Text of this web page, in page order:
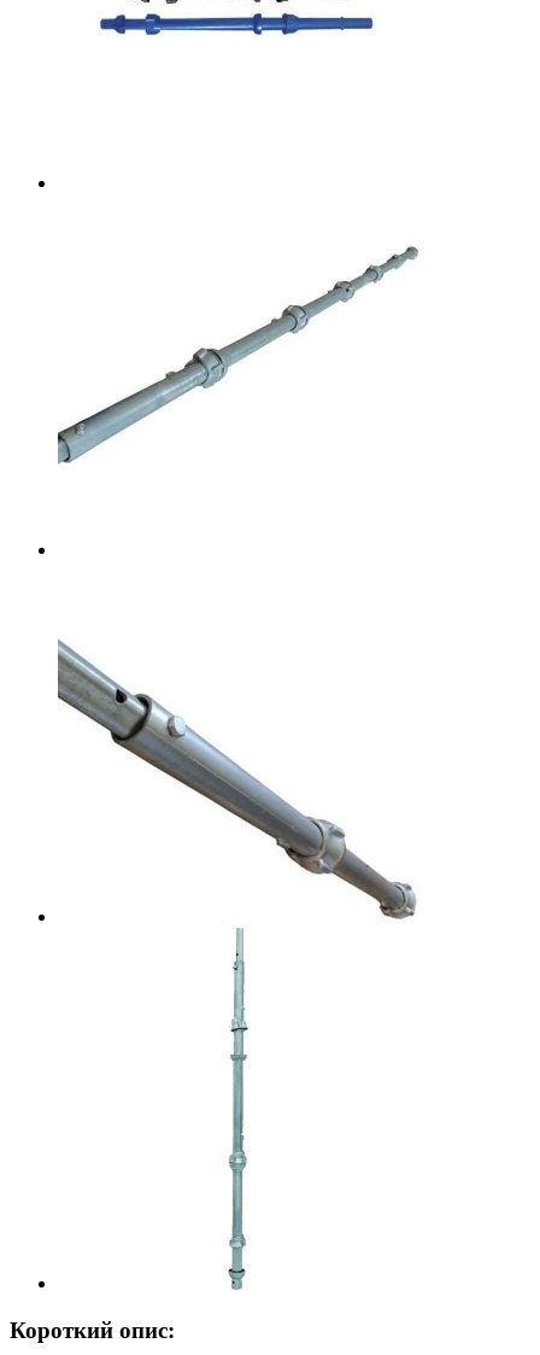
Короткий опис: